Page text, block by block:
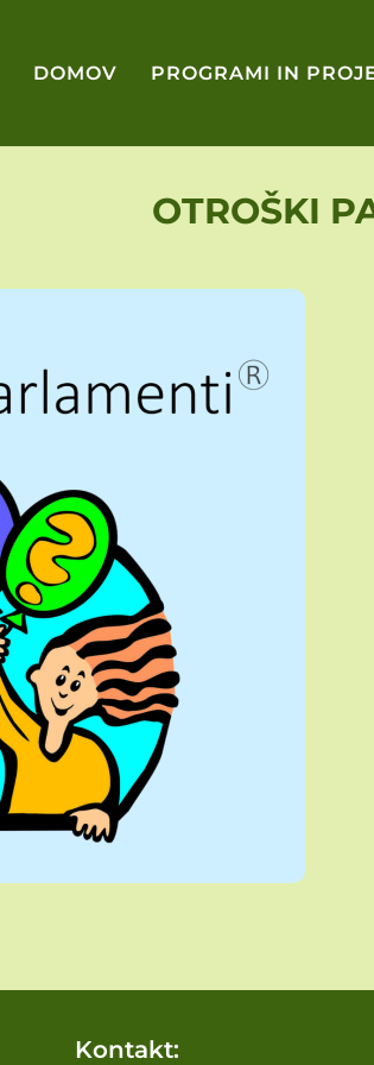
DOMOV PROGRAMI IN
OTROŠKI
Kontakt: